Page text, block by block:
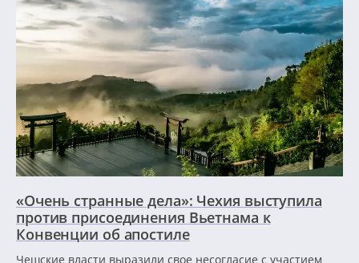
«Очень странные дела»: Чехия выступила
против присоединения Вьетнама к
Конвенции об апостиле
Чешские власти выразили свое несогласие с участием